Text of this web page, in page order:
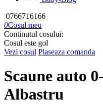
0766716166
0Cosul meu
Continutul cosului:
Cosul este gol
Vezi cosul Plaseaza comanda
Scaune auto
Albastru